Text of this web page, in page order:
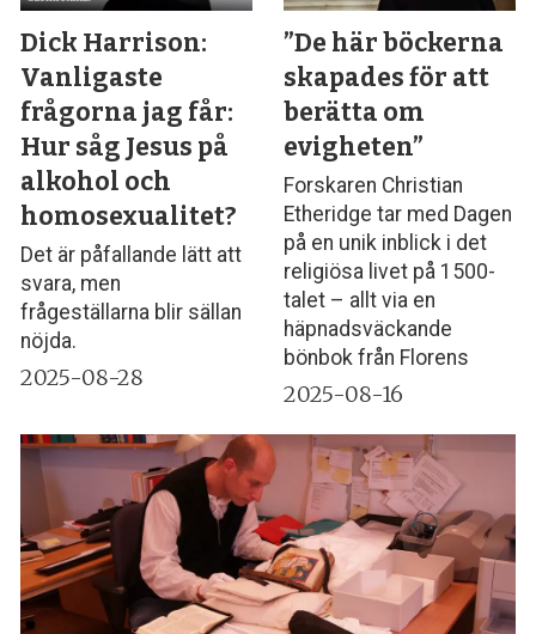
Dick Harrison:
Vanligaste
frågorna jag får:
Hur såg Jesus på
alkohol och
homosexualitet?
Det är påfallande lätt att
svara, men
frågeställarna blir sällan
nöjda.
2025-08-28
”De här böckerna
skapades för att
berätta om
evigheten”
Forskaren Christian
Etheridge tar med Dagen
på en unik inblick i det
religiösa livet på 1500-
talet – allt via en
häpnadsväckande
bönbok från Florens
2025-08-16